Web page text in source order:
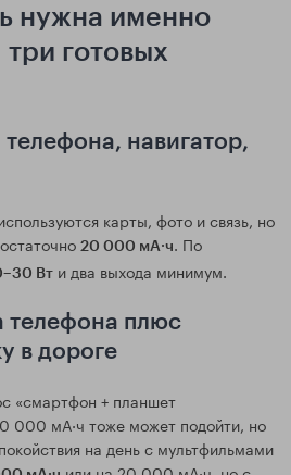
нужна именно
готовых
навигатор,
карты, фото и связь, но
20 000 мА·ч. По
Вт и два выхода минимум.
телефона плюс
в дороге
«смартфон + планшет
000 мА·ч тоже может подойти, но
на день с мультфильмами